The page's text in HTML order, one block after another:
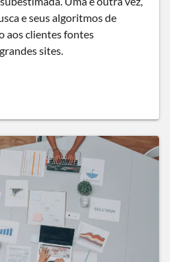
e seus algoritmos de
aos clientes fontes
sites.